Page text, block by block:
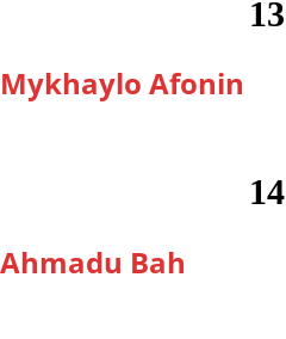
13
Mykhaylo Afonin
14
Ahmadu Bah